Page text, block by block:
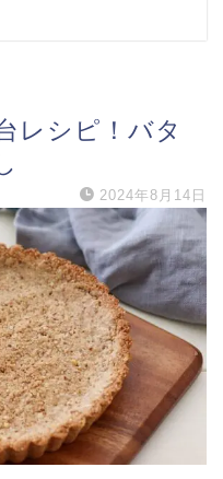
レシピ！バタ
2024年8月14日